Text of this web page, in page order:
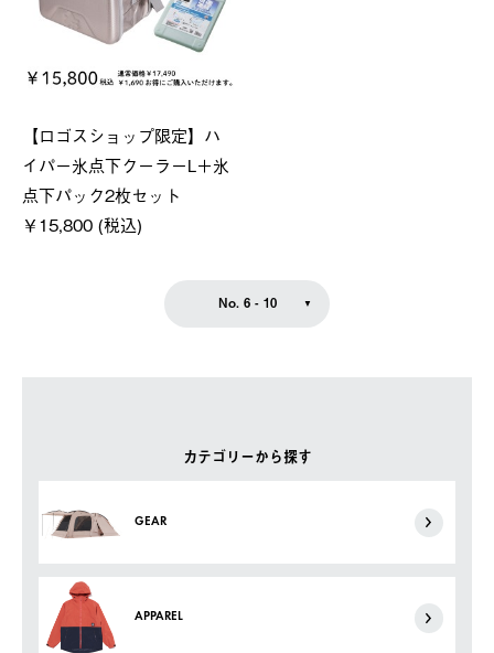
カテゴリーから探す
GEAR
APPAREL
【ロゴスショップ限定】ハ
イパー氷点下クーラーL＋氷
点下パック2枚セット
￥15,800 (税込)
No. 6 - 10